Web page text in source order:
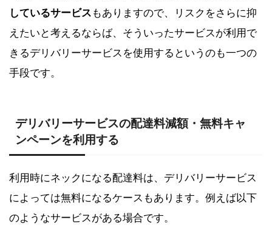
しているサービス もありますので、リスクをさらに抑
えたいと考えるならば、そういったサービスが利用で
きるデリバリーサービスを使用するというのも一つの
手段です。
デリバリーサービスの配達料減額・無料キャ
ンペーンを利用する
利用時にネックになる配達料は、デリバリーサービス
によっては無料になるケースもあります。例えば以下
のようなサービスがある場合です。